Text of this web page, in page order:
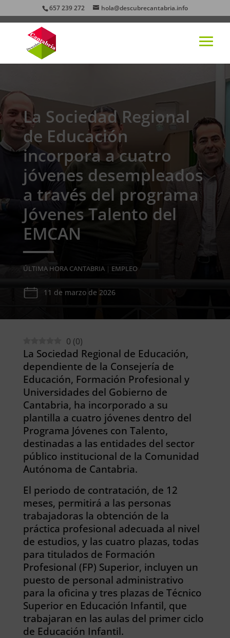
657 239 272 hola@descubrecantabria.info
La Sociedad Regional
de Educación
incorpora a cuatro
jóvenes desempleados
a través del programa
Jóvenes Talento del
EMCAN
ÚLTIMA HORA CANTABRIA| EMPLEO
11 de marzo de 2026
0 (0)
La Sociedad Regional de Educación,
dependiente de la Consejería de
Educación, Formación Profesional y
Universidades del Gobierno de
Cantabria, ha incorporado a su
plantilla a cuatro jóvenes dentro del
Programa Jóvenes con Talento,
destinadas a las entidades del sector
público institucional de la Comunidad
Autónoma de Cantabria.
El periodo de contratación, de 12
meses, permitirá a las personas
trabajadoras la obtención de la
práctica profesional adecuada al nivel
de estudios, y las cuatro plazas, todas
para titulados de Formación
Profesional (FP) Superior, incluyen un
puesto de personal administrativo
para la oficina y tres plazas de Técnico
Superior en Educación Infantil, que
trabajaran en las aulas del primer ciclo
de Educación Infantil.